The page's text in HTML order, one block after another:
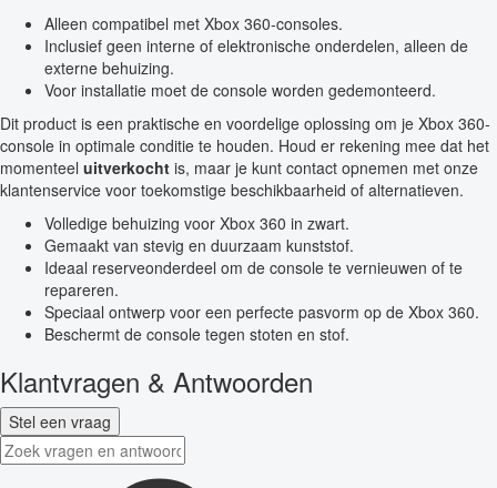
Alleen compatibel met Xbox 360-consoles.
Inclusief geen interne of elektronische onderdelen, alleen de
externe behuizing.
Voor installatie moet de console worden gedemonteerd.
Dit product is een praktische en voordelige oplossing om je Xbox 360-
console in optimale conditie te houden. Houd er rekening mee dat het
momenteel uitverkocht is, maar je kunt contact opnemen met onze
klantenservice voor toekomstige beschikbaarheid of alternatieven.
Volledige behuizing voor Xbox 360 in zwart.
Gemaakt van stevig en duurzaam kunststof.
Ideaal reserveonderdeel om de console te vernieuwen of te
repareren.
Speciaal ontwerp voor een perfecte pasvorm op de Xbox 360.
Beschermt de console tegen stoten en stof.
Klantvragen & Antwoorden
Stel een vraag